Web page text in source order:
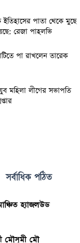
ইতিহাসের পাতা থেকে মুছে
রেজা পাহলভি
পা রাখলেন তারেক
মহিলা লীগের সভাপতি
সর্বাধিক পঠিত
হ্যাজলউড
মৌসুমী মৌ